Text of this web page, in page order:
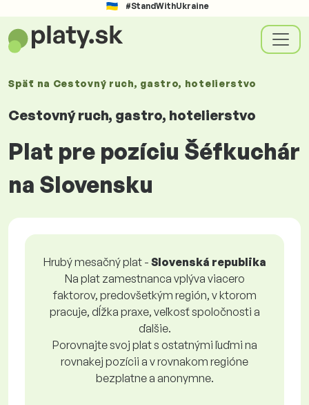
#StandWithUkraine
Späť na Cestovný ruch, gastro, hotelierstvo
Cestovný ruch, gastro, hotelierstvo
Plat pre pozíciu Šéfkuchár
na Slovensku
Hrubý mesačný plat - Slovenská republika
Na plat zamestnanca vplýva viacero
faktorov, predovšetkým región, v ktorom
pracuje, dĺžka praxe, veľkosť spoločnosti a
ďalšie.
Porovnajte svoj plat s ostatnými ľuďmi na
rovnakej pozícii a v rovnakom regióne
bezplatne a anonymne.